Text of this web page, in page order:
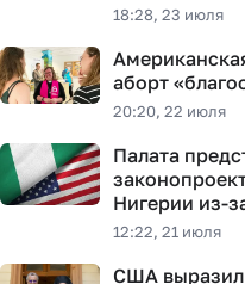
18:28, 23 июля
аборт
20:20, 22 июля
Палата
Нигерии из-
12:22, 21 июля
США